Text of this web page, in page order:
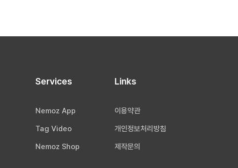
Services
Nemoz App
Tag Video
Nemoz Shop
Links
이용약관
개인정보처리방침
제작문의